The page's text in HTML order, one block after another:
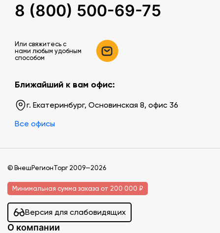
8 (800) 500-69-75
Или свяжитесь c
нами любым удобным
способом
Ближайший к вам офис:
г. Екатеринбург, Основинская 8, офис 36
Все офисы
© ВнешРегионТорг 2009—2026
Минимальная сумма заказа от 200 000 ₽
Версия для слабовидящих
О компании